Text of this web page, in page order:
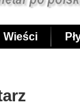
Wieści